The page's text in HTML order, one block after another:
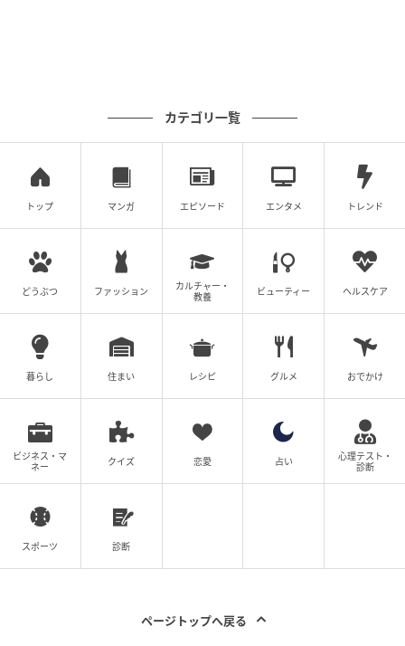
カテゴリ一覧
トップ マンガ エピソード エンタメ トレンド
どうぶつ ファッション
カルチャー・
教養
ビューティー ヘルスケア
暮らし 住まい レシピ グルメ おでかけ
ビジネス・マ
ネー
クイズ 恋愛 占い
心理テスト・
診断
スポーツ 診断
ページトップへ戻る